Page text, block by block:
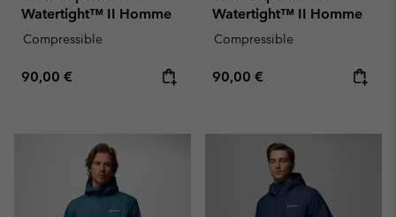
Watertight™ II Homme
Compressible
Regular price:
90,00 €
Watertight™ II Homme
Compressible
Regular price:
90,00 €